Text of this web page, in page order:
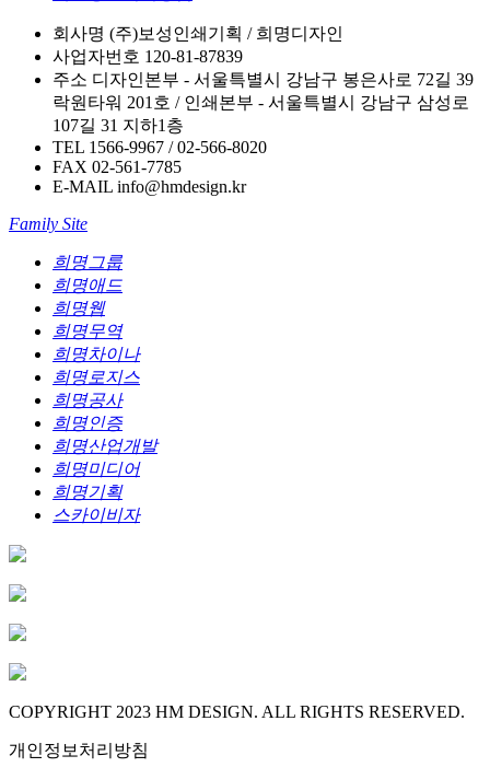
회사명 (주)보성인쇄기획 / 희명디자인
사업자번호 120-81-87839
주소 디자인본부 - 서울특별시 강남구 봉은사로 72길 39
락원타워 201호 / 인쇄본부 - 서울특별시 강남구 삼성로
107길 31 지하1층
TEL 1566-9967 / 02-566-8020
FAX 02-561-7785
E-MAIL info@hmdesign.kr
Family Site
희명그룹
희명애드
희명웹
희명무역
희명차이나
희명로지스
희명공사
희명인증
희명산업개발
희명미디어
희명기획
스카이비자
COPYRIGHT 2023 HM DESIGN. ALL RIGHTS RESERVED.
개인정보처리방침